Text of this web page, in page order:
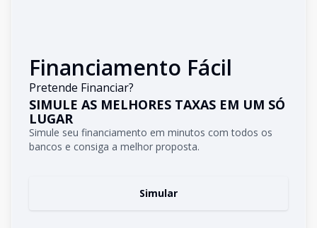
Financiamento Fácil
Pretende Financiar?
SIMULE AS MELHORES TAXAS EM UM SÓ
LUGAR
Simule seu financiamento em minutos com todos os
bancos e consiga a melhor proposta.
Simular